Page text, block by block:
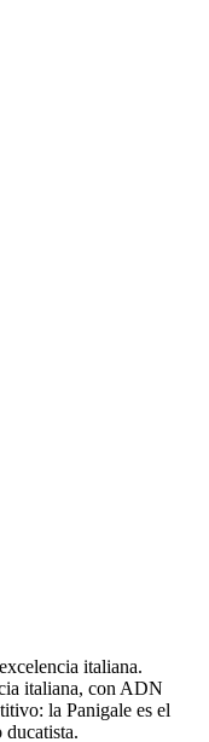
italiana.
italiana, con ADN
la Panigale es el
ducatista.